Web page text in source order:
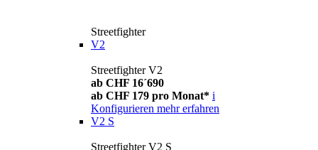
Streetfighter
V2
Streetfighter V2
ab CHF 16´690
ab CHF 179 pro Monat* i
Konfigurieren mehr erfahren
V2 S
Streetfighter V2 S